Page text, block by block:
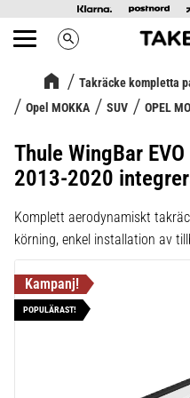
Meny search
Takräcke kompletta
Opel MOKKA
SUV OPEL
Thule WingBar
2013-2020
Komplett aerodynamiskt
körning, enkel installation av
POPULÄRAST!